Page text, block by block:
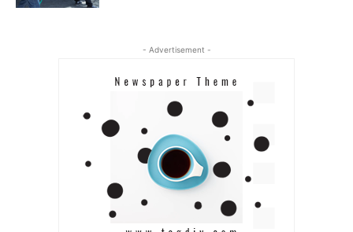
- Advertisement -